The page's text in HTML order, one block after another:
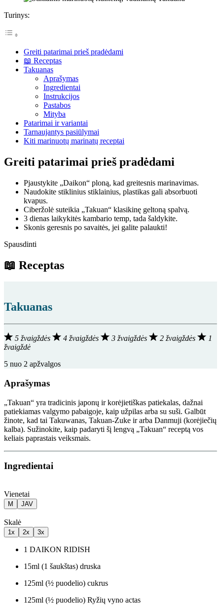
Turinys:
Greiti patarimai prieš pradėdami
📖 Receptas
Takuanas
Aprašymas
Ingredientai
Instrukcijos
Pastabos
Mityba
Patarimai ir variantai
Tarnaujantys pasiūlymai
Kiti marinuotų marinatų receptai
Greiti patarimai prieš pradėdami
Pjaustykite „Daikon“ ploną, kad greitesnis marinavimas.
Naudokite stiklinius stiklainius, plastikas gali absorbuoti
kvapus.
Ciberžolė suteikia „Takuan“ klasikinę geltoną spalvą.
3 dienas laikykitės kambario temp, tada šaldykite.
Skonis geresnis po savaitės, jei galite palaukti!
Spausdinti
📖 Receptas
Takuanas
5 žvaigždės 4 žvaigždės 3 žvaigždės 2 žvaigždės
1
žvaigždė
5 nuo 2 apžvalgos
Aprašymas
„Takuan“ yra tradicinis japonų ir korėjietiškas patiekalas, dažnai
patiekiamas valgymo pabaigoje, kaip užpilas arba su suši. Galbūt
žinote, kad tai Takuwanas, Takuan-Zuke ir arba Danmuji (korėjiečių
kalba). Sužinokite, kaip padaryti šį lengvą „Takuan“ receptą vos
keliais paprastais veiksmais.
Ingredientai
Vienetai
M JAV
Skalė
1x 2x 3x
1 DAIKON RIDISH
15ml (1 šaukštas) druska
125ml (½ puodelio) cukrus
125ml (½ puodelio) Ryžių vyno actas